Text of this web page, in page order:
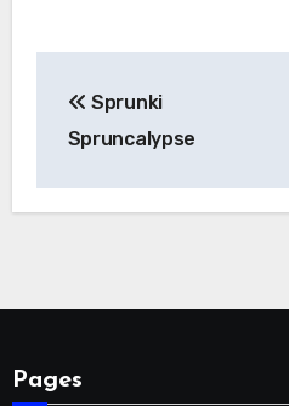
navigation
Sprunki
Spruncalypse
Pages